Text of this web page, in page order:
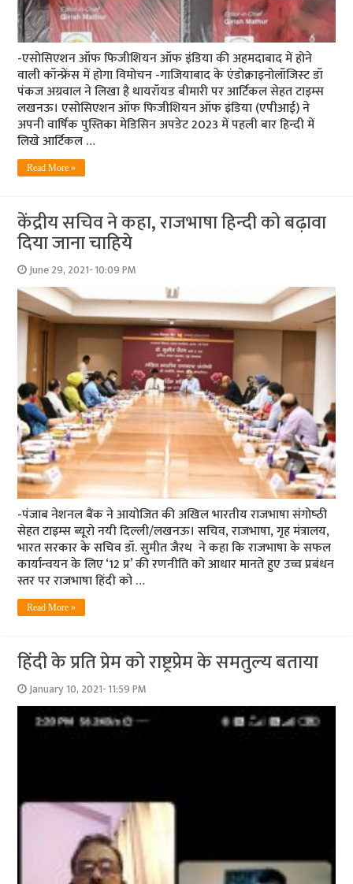
-एसोसिएशन ऑफ फि‍जीशियन ऑफ इंडिया की अहमदाबाद में होने
वाली कॉन्‍फ्रेंस में होगा विमोचन -गाजियाबाद के एंडोक्राइनोलॉजिस्‍ट डॉ
पंकज अग्रवाल ने लिखा है थायरॉयड बीमारी पर आर्टिकल सेहत टाइम्‍स
लखनऊ। एसोसिएशन ऑफ फि‍जीशियन ऑफ इंडिया (एपीआई) ने
अपनी वार्षिक पुस्तिका मेडिसिन अपडेट 2023 में पहली बार हिन्‍दी में
लिखे आर्टिकल …
Read More »
केंद्रीय सचिव ने कहा, राजभाषा हिन्‍दी को बढ़ावा
दिया जाना चाहिये
June 29, 2021- 10:09 PM
-पंजाब नेशनल बैंक ने आयोजित की अखिल भारतीय राजभाषा संगोष्‍ठी
सेहत टाइम्‍स ब्‍यूरो नयी दिल्‍ली/लखनऊ। सचिव, राजभाषा, गृह मंत्रालय,
भारत सरकार के सचिव डॉ. सुमीत जैरथ ने कहा कि राजभाषा के सफल
कार्यान्वयन के लिए ‘12 प्र’ की रणनीति को आधार मानते हुए उच्च प्रबंधन
स्तर पर राजभाषा हिंदी को …
Read More »
हिंदी के प्रति प्रेम को राष्ट्रप्रेम के समतुल्य बताया
January 10, 2021- 11:59 PM